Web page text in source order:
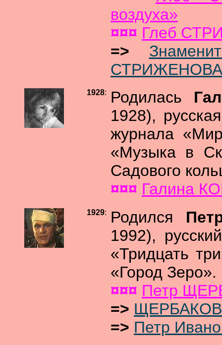
воздуха»
¤¤¤ Глеб
=>
СТРИЖЕНОВА,
1928: Родилась
1928),
журнала «Мир
«Музыка в
Садового
¤¤¤ Галина
1929: Родился
1992),
«Тридцать
«Город Зеро».
¤¤¤ Петр
=>
=> Петр